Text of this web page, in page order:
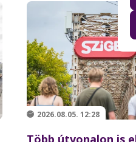
2026.08.05. 12:28
Több útvonalon is